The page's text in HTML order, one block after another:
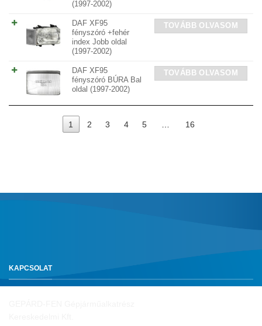
(1997-2002)
DAF XF95
fényszóró +fehér
index Jobb oldal
(1997-2002)
TOVÁBB OLVASOM
DAF XF95
fényszóró BÚRA Bal
oldal (1997-2002)
TOVÁBB OLVASOM
1 2 3 4 5 16
KAPCSOLAT